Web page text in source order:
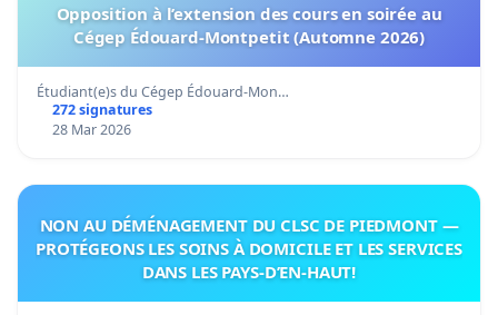
Opposition à l’extension des cours en soirée au
Cégep Édouard-Montpetit (Automne 2026)
Étudiant(e)s du Cégep Édouard-Mon…
272 signatures
28 Mar 2026
NON AU DÉMÉNAGEMENT DU CLSC DE PIEDMONT —
PROTÉGEONS LES SOINS À DOMICILE ET LES SERVICES
DANS LES PAYS-D’EN-HAUT!